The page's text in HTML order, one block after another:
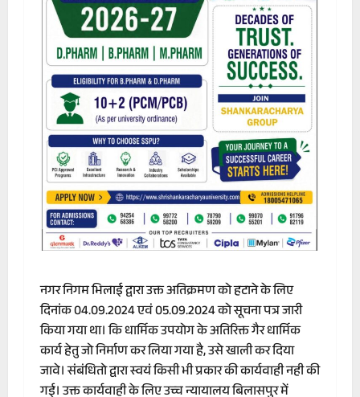
नगर निगम भिलाई द्वारा उक्त अतिक्रमण को हटाने के लिए
दिनांक 04.09.2024 एवं 05.09.2024 को सूचना पत्र जारी
किया गया था। कि धार्मिक उपयोग के अतिरिक्त गैर धार्मिक
कार्य हेतु जो निर्माण कर लिया गया है, उसे खाली कर दिया
जावे। संबंधितो द्वारा स्वयं किसी भी प्रकार की कार्यवाही नही की
गई। उक्त कार्यवाही के लिए उच्च न्यायालय बिलासपुर में